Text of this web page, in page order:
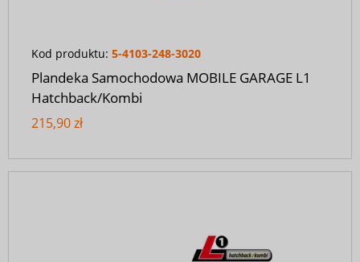
Kod produktu: 5-4103-248-3020
Plandeka Samochodowa MOBILE GARAGE L1
Hatchback/Kombi
215,90 zł